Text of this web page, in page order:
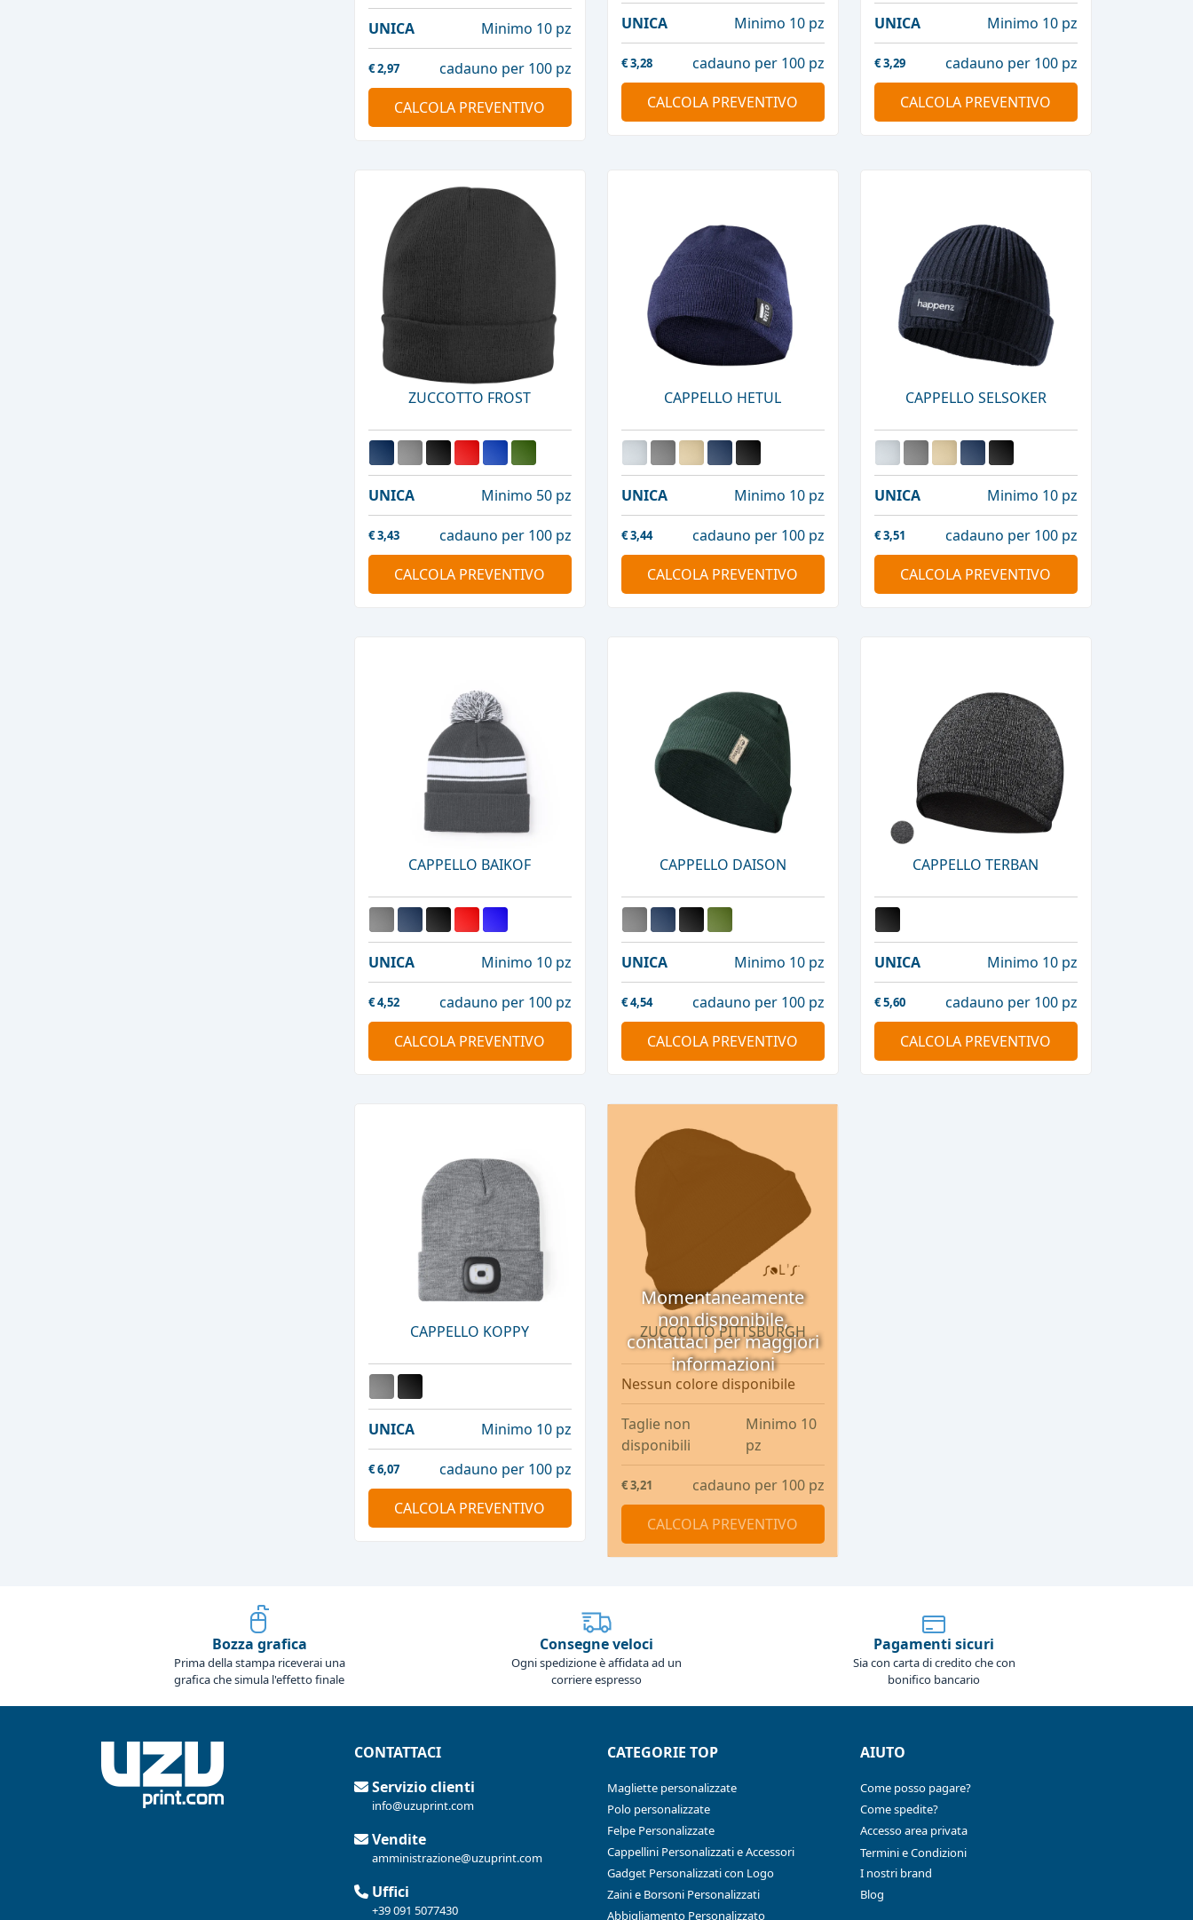
UNICA Minimo 10 pz
€2,97
cadauno per 100 pz
CALCOLA PREVENTIVO
UNICA Minimo 10 pz
€3,28
cadauno per 100 pz
CALCOLA PREVENTIVO
UNICA Minimo 10 pz
€3,29
cadauno per 100 pz
CALCOLA PREVENTIVO
ZUCCOTTO FROST
UNICA Minimo 50 pz
€3,43
cadauno per 100 pz
CALCOLA PREVENTIVO
CAPPELLO HETUL
UNICA Minimo 10 pz
€3,44
cadauno per 100 pz
CALCOLA PREVENTIVO
CAPPELLO SELSOKER
UNICA Minimo 10 pz
€3,51
cadauno per 100 pz
CALCOLA PREVENTIVO
CAPPELLO BAIKOF
UNICA Minimo 10 pz
€4,52
cadauno per 100 pz
CALCOLA PREVENTIVO
CAPPELLO DAISON
UNICA Minimo 10 pz
€4,54
cadauno per 100 pz
CALCOLA PREVENTIVO
CAPPELLO TERBAN
UNICA Minimo 10 pz
€5,60
cadauno per 100 pz
CALCOLA PREVENTIVO
CAPPELLO KOPPY
UNICA Minimo 10 pz
€6,07
cadauno per 100 pz
CALCOLA PREVENTIVO
Momentaneamente
non disponibile,
contattaci per maggiori
informazioni
ZUCCOTTO PITTSBURGH
Nessun colore disponibile
Taglie non
disponibili
Minimo 10
pz
€3,21
cadauno per 100 pz
CALCOLA PREVENTIVO
Bozza grafica
Prima della stampa riceverai una
grafica che simula l'effetto finale
Consegne veloci
Ogni spedizione è affidata ad un
corriere espresso
Pagamenti sicuri
Sia con carta di credito che con
bonifico bancario
CONTATTACI
Servizio clienti
info@uzuprint.com
Vendite
amministrazione@uzuprint.com
Uffici
+39 091 5077430
CATEGORIE TOP
Magliette personalizzate
Polo personalizzate
Felpe Personalizzate
Cappellini Personalizzati e Accessori
Gadget Personalizzati con Logo
Zaini e Borsoni Personalizzati
Abbigliamento Personalizzato
AIUTO
Come posso pagare?
Come spedite?
Accesso area privata
Termini e Condizioni
I nostri brand
Blog